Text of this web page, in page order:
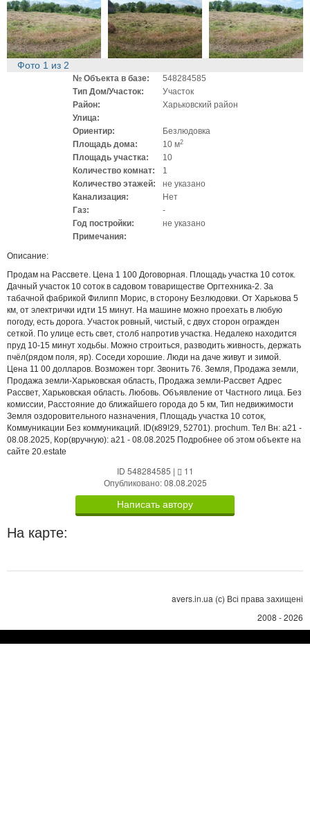
Фото 1 из 2
№ Объекта в базе:
548284585
Тип Дом/Участок:
Участок
Район:
Харьковский район
Улица:
Ориентир:
Безлюдовка
Площадь дома:
10 м2
Площадь участка:
10
Количество комнат:
1
Количество этажей:
не указано
Канализация:
Нет
Газ:
-
Год постройки:
не указано
Примечания:
Описание:
Продам на Рассвете. Цена 1 100 Договорная. Площадь участка 10 соток.
Дачный участок 10 соток в садовом товариществе Оргтехника-2. За
табачной фабрикой Филипп Морис, в сторону Безлюдовки. От Харькова 5
км, от электрички идти 15 минут. На машине можно проехать в любую
погоду, есть дорога. Участок ровный, чистый, с двух сторон огражден
сеткой. По улице есть свет, столб напротив участка. Недалеко находится
пруд 10-15 минут ходьбы. Можно строиться, разводить живность, держать
пчёл(рядом поля, яр). Соседи хорошие. Люди на даче живут и зимой.
Цена 11 00 долларов. Возможен торг. Звонить 76. Земля, Продажа земли,
Продажа земли-Харьковская область, Продажа земли-Рассвет Адрес
Рассвет, Харьковская область. Любовь. Объявление от Частного лица. Без
комиссии, Расстояние до ближайшего города до 5 км, Тип недвижимости
Земля оздоровительного назначения, Площадь участка 10 соток,
Коммуникации Без коммуникаций. ID(к89!29, 52701). prochum. Тел Вн: a21 -
08.08.2025, Кор(вручную): a21 - 08.08.2025 Подробнее об этом объекте на
сайте 20.estate
ID 548284585 |
11
Опубликовано: 08.08.2025
Написать автору
На карте:
avers.in.ua (с) Всі права захищені
2008 - 2026